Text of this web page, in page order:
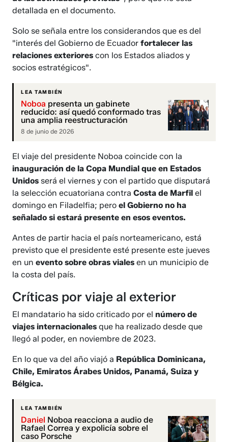
detallada en el documento.
Solo se señala entre los considerandos que es del
"interés del Gobierno de Ecuadorfortalecer las
relaciones exteriorescon los Estados aliados y
socios estratégicos".
LEA TAMBIÉN
Noboa presenta un gabinete
reducido: así quedó conformado tras
una amplia reestructuración
8 de junio de 2026
El viaje del presidente Noboa coincide con la
inauguración de la Copa Mundial que en Estados
Unidos será el viernes y con el partido que disputará
la selección ecuatoriana contraCosta de Marfilel
domingo en Filadelfia; pero el Gobierno no ha
señalado si estará presente en esos eventos.
Antes de partir hacia el país norteamericano, está
previsto que el presidente esté presente este jueves
en unevento sobre obras viales en un municipio de
la costa del país.
Críticas por viaje al exterior
El mandatario ha sido criticado por elnúmero de
viajes internacionales que ha realizado desde que
llegó al poder, en noviembre de 2023.
En lo que va del año viajó a República Dominicana,
Chile, Emiratos Árabes Unidos, Panamá, Suiza y
Bélgica.
LEA TAMBIÉN
Daniel Noboa reacciona a audio de
Rafael Correa y expolicía sobre el
caso Porsche